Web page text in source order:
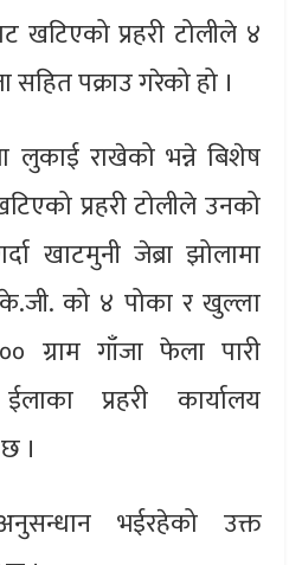
खटिएको प्रहरी टोलीले ४
सहित पक्राउ गरेको हो ।
लुकाई राखेको भन्ने बिशेष
प्रहरी टोलीले उनको
खाटमुनी जेब्रा झोलामा
को ४ पोका र खुल्ला
ग्राम गाँजा फेला पारी
प्रहरी कार्यालय
।
भईरहेको उक्त